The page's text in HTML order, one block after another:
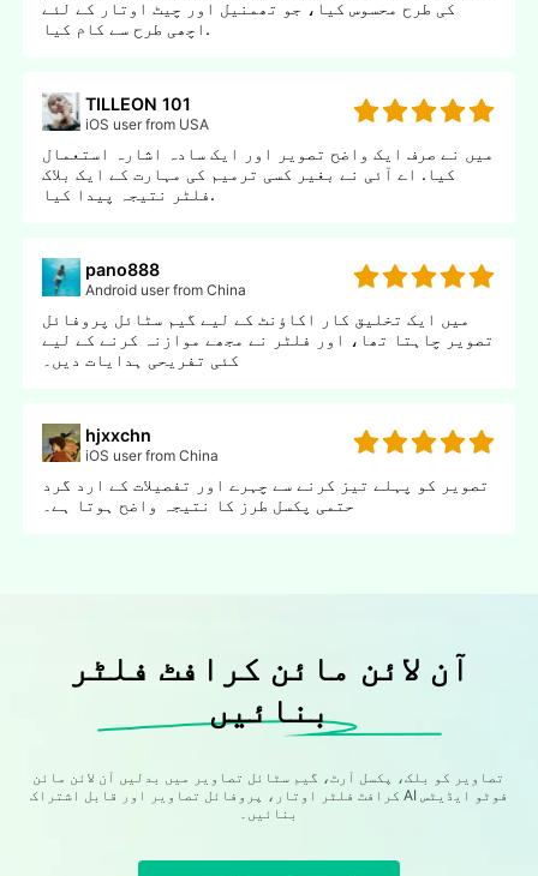
کی طرح محسوس کیا، جو تھمنیل اور چیٹ اوتار کے لئے
اچھی طرح سے کام کیا.
TILLEON 101
iOS user from USA
میں نے صرف ایک واضح تصویر اور ایک سادہ اشارہ استعمال
کیا. اے آئی نے بغیر کسی ترمیم کی مہارت کے ایک بلاک
فلٹر نتیجہ پیدا کیا.
pano888
Android user from China
میں ایک تخلیق کار اکاؤنٹ کے لیے گیم سٹائل پروفائل
تصویر چاہتا تھا، اور فلٹر نے مجھے موازنہ کرنے کے لیے
کئی تفریحی ہدایات دیں۔
hjxxchn
iOS user from China
تصویر کو پہلے تیز کرنے سے چہرے اور تفصیلات کے ارد گرد
حتمی پکسل طرز کا نتیجہ واضح ہوتا ہے۔
آن لائن مائن کرافٹ فلٹر
بنائیں
تصاویر کو بلک، پکسل آرٹ، گیم سٹائل تصاویر میں بدلیں آن لائن مائن
کرافٹ فلٹر اوتار، پروفائل تصاویر اور قابل اشتراک AI فوٹو ایڈیٹس
بنائیں۔